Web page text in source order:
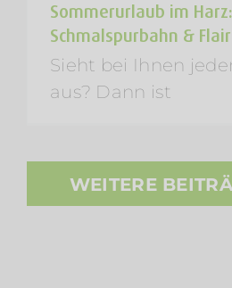
Sommerurlaub im
Schmalspurbahn &
Sieht bei Ihnen
aus? Dann ist
WEITERE